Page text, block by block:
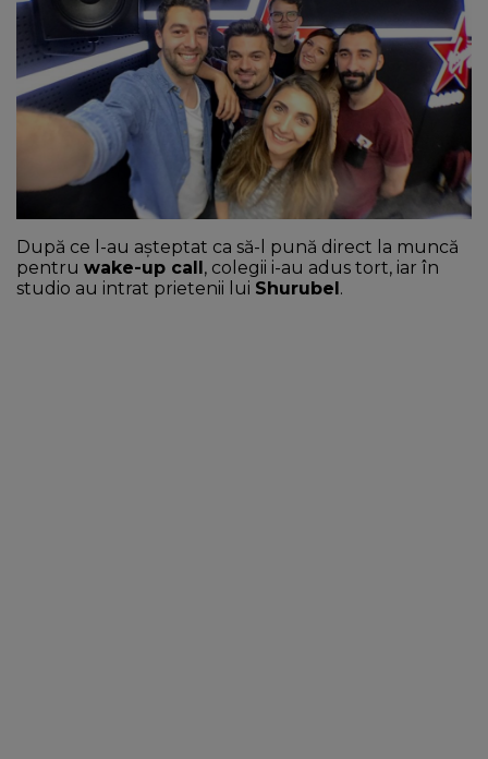
NEWS
CONTUL MEU
După ce l-au aşteptat ca să-l pună direct la muncă
pentru wake-up call, colegii i-au adus tort, iar în
studio au intrat prietenii lui Shurubel.